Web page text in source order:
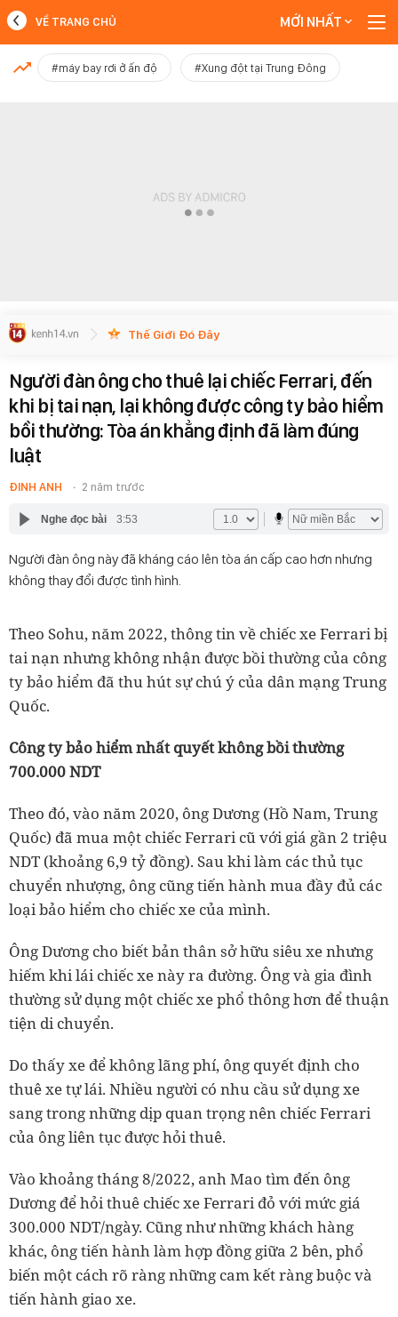
MỚI NHẤT
VỀ TRANG CHỦ MỚI NHẤT
#máy bay rơi ở ấn độ #Xung đột tại Trung Đông
Thế Giới Đó Đây
Người đàn ông cho thuê lại chiếc Ferrari, đến
khi bị tai nạn, lại không được công ty bảo hiểm
bồi thường: Tòa án khẳng định đã làm đúng
luật
ĐINH ANH 2 năm trước
Nghe đọc bài 3:53
Người đàn ông này đã kháng cáo lên tòa án cấp cao hơn nhưng
không thay đổi được tình hình.
Theo Sohu, năm 2022, thông tin về chiếc xe Ferrari bị
tai nạn nhưng không nhận được bồi thường của công
ty bảo hiểm đã thu hút sự chú ý của dân mạng Trung
Quốc.
Công ty bảo hiểm nhất quyết không bồi thường
700.000 NDT
Theo đó, vào năm 2020, ông Dương (Hồ Nam, Trung
Quốc) đã mua một chiếc Ferrari cũ với giá gần 2 triệu
NDT (khoảng 6,9 tỷ đồng). Sau khi làm các thủ tục
chuyển nhượng, ông cũng tiến hành mua đầy đủ các
loại bảo hiểm cho chiếc xe của mình.
Ông Dương cho biết bản thân sở hữu siêu xe nhưng
hiếm khi lái chiếc xe này ra đường. Ông và gia đình
thường sử dụng một chiếc xe phổ thông hơn để thuận
tiện di chuyển.
Do thấy xe để không lãng phí, ông quyết định cho
thuê xe tự lái. Nhiều người có nhu cầu sử dụng xe
sang trong những dịp quan trọng nên chiếc Ferrari
của ông liên tục được hỏi thuê.
Vào khoảng tháng 8/2022, anh Mao tìm đến ông
Dương để hỏi thuê chiếc xe Ferrari đỏ với mức giá
300.000 NDT/ngày. Cũng như những khách hàng
khác, ông tiến hành làm hợp đồng giữa 2 bên, phổ
biến một cách rõ ràng những cam kết ràng buộc và
tiến hành giao xe.